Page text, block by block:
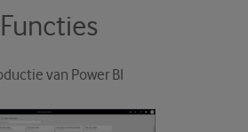
Functies
van Power BI